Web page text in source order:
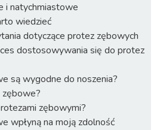
i natychmiastowe
wiedzieć
dotyczące protez zębowych
dostosowywania się do protez
są wygodne do noszenia?
zębowe?
zębowymi?
wpłyną na moją zdolność